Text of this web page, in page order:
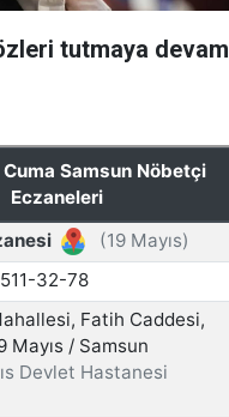
tutmaya devam